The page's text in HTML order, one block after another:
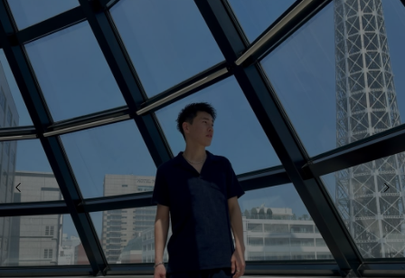
前の画像 次